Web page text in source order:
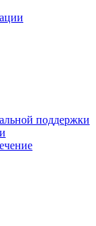
поддержки